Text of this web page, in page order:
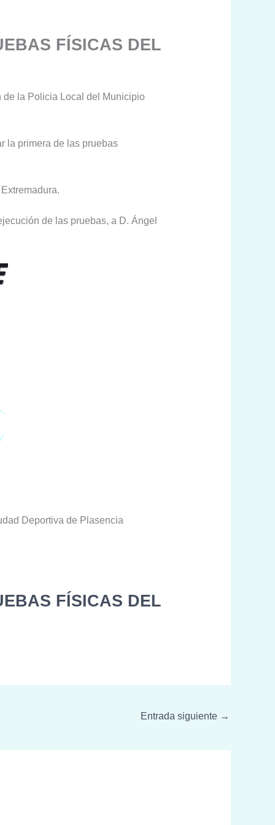
FÍSICAS DEL
la Policia Local del Municipio
la primera de las pruebas
de las pruebas, a D. Ángel
Deportiva de Plasencia
FÍSICAS DEL
Entrada siguiente →